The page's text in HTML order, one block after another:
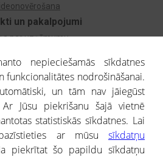
un pakalpojumi
par uzņēmumu
Dzimtas koks
atlase
Monitorings
ārvalstu uzņēmumiem
nepieciešamās sīkdatnes
funkcionalitātes nodrošināšanai.
un tām nav jāiegūst
Jūsu piekrišanu šajā vietnē
statistiskās sīkdatnes. Lai
ar mūsu sīkdatņu
piekrītat šo papildu sīkdatņu